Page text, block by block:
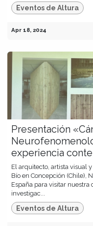
Eventos de Altura
Apr 18, 2024
Presentación
experiencia
El arquitecto, artista visual
Bío en Concepción (Chile),
España para visitar nuestra
investigac...
Eventos de Altura